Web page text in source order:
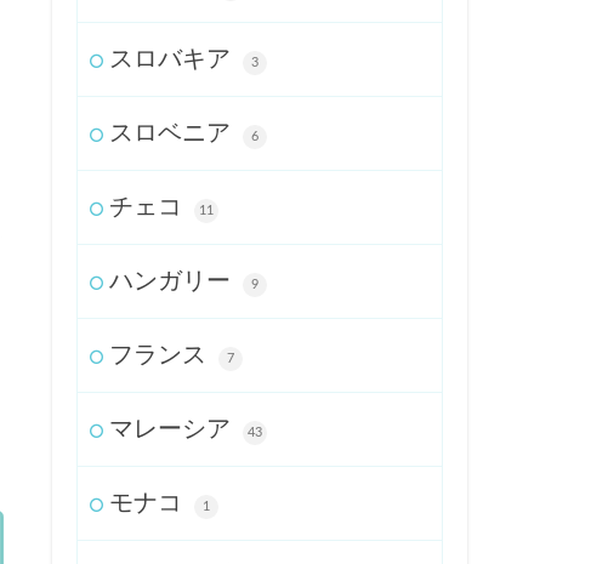
スロバキア 3
スロベニア 6
チェコ 11
ハンガリー 9
フランス 7
マレーシア 43
モナコ 1